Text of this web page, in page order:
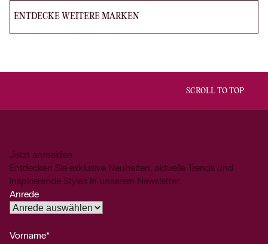
ENTDECKE WEITERE MARKEN
SCROLL TO TOP
Jetzt anmelden
Entdecken Sie exklusive Neuheiten, aktuelle Trends und
inspirierende Styles in unserem Newsletter.
Anrede
Vorname*